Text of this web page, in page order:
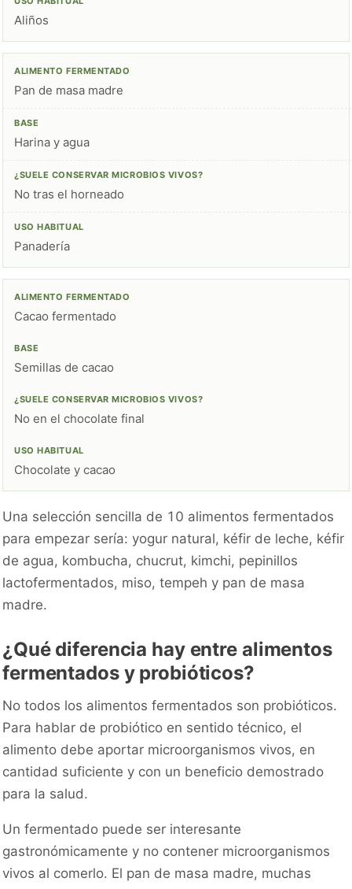
Aliños
Pan de masa madre
Harina y agua
No tras el horneado
Panadería
Cacao fermentado
Semillas de cacao
No en el chocolate final
Chocolate y cacao
Una selección sencilla de 10 alimentos fermentados
para empezar sería: yogur natural, kéfir de leche, kéfir
de agua, kombucha, chucrut, kimchi, pepinillos
lactofermentados, miso, tempeh y pan de masa
madre.
¿Qué diferencia hay entre alimentos
fermentados y probióticos?
No todos los alimentos fermentados son probióticos.
Para hablar de probiótico en sentido técnico, el
alimento debe aportar microorganismos vivos, en
cantidad suficiente y con un beneficio demostrado
para la salud.
Un fermentado puede ser interesante
gastronómicamente y no contener microorganismos
vivos al comerlo. El pan de masa madre, muchas